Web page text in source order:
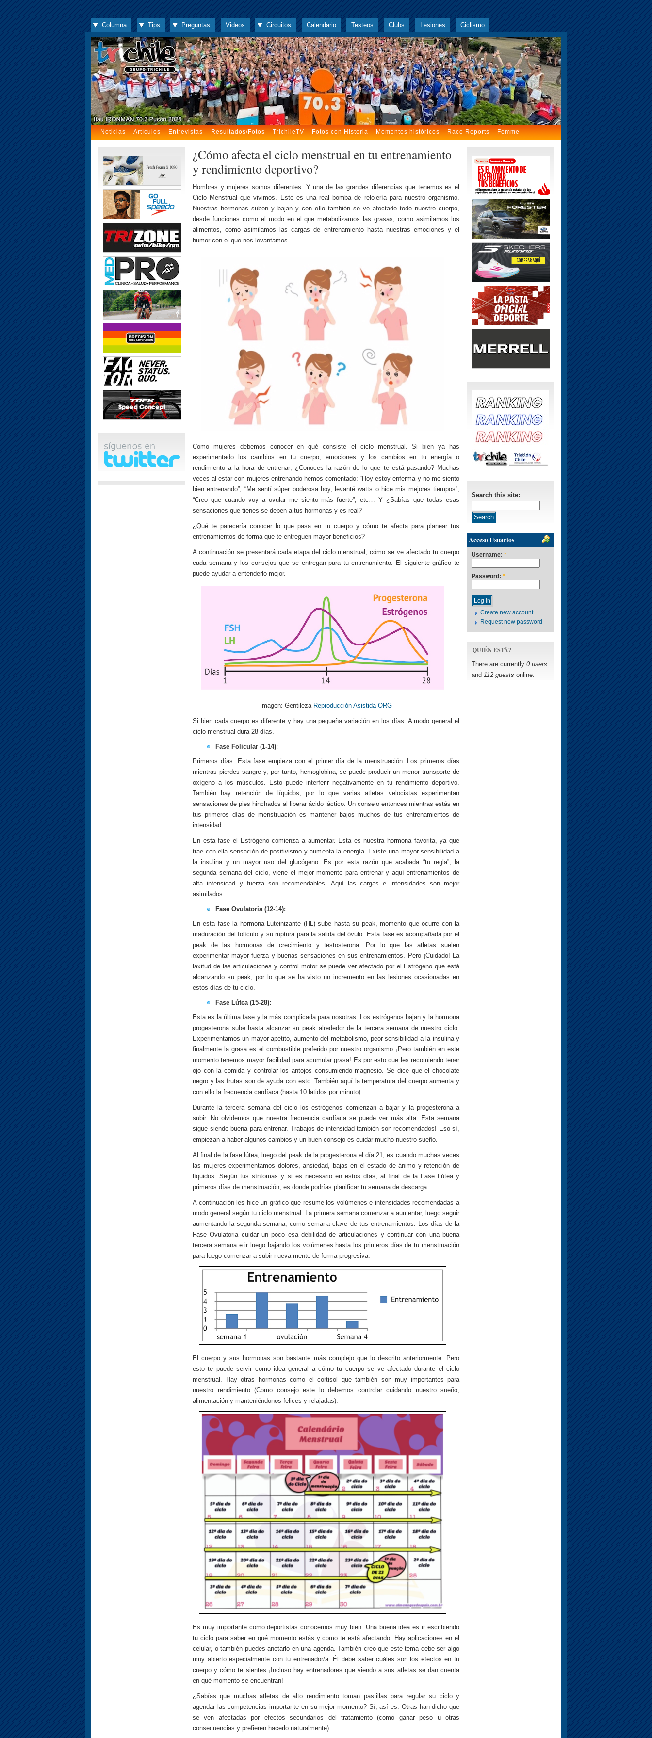
Columna Tips Preguntas Videos Circuitos Calendario Testeos Clubs Lesiones Ciclismo
Noticias Artículos Entrevistas Resultados/Fotos TrichileTV Fotos con Historia Momentos históricos Race Reports Femme
¿Cómo afecta el ciclo menstrual en tu entrenamiento
y rendimiento deportivo?
Hombres y mujeres somos diferentes. Y una de las grandes diferencias que tenemos es el
Ciclo Menstrual que vivimos. Este es una real bomba de relojería para nuestro organismo.
Nuestras hormonas suben y bajan y con ello también se ve afectado todo nuestro cuerpo,
desde funciones como el modo en el que metabolizamos las grasas, como asimilamos los
alimentos, como asimilamos las cargas de entrenamiento hasta nuestras emociones y el
humor con el que nos levantamos.
Como mujeres debemos conocer en qué consiste el ciclo menstrual. Si bien ya has
experimentado los cambios en tu cuerpo, emociones y los cambios en tu energía o
rendimiento a la hora de entrenar; ¿Conoces la razón de lo que te está pasando? Muchas
veces al estar con mujeres entrenando hemos comentado: “Hoy estoy enferma y no me siento
bien entrenando”, “Me sentí súper poderosa hoy, levanté watts o hice mis mejores tiempos”,
“Creo que cuando voy a ovular me siento más fuerte”, etc… Y ¿Sabías que todas esas
sensaciones que tienes se deben a tus hormonas y es real?
¿Qué te parecería conocer lo que pasa en tu cuerpo y cómo te afecta para planear tus
entrenamientos de forma que te entreguen mayor beneficios?
A continuación se presentará cada etapa del ciclo menstrual, cómo se ve afectado tu cuerpo
cada semana y los consejos que se entregan para tu entrenamiento. El siguiente gráfico te
puede ayudar a entenderlo mejor.
Imagen: Gentileza Reproducción Asistida ORG
Si bien cada cuerpo es diferente y hay una pequeña variación en los días. A modo general el
ciclo menstrual dura 28 días.
Fase Folicular (1-14):
Primeros días: Esta fase empieza con el primer día de la menstruación. Los primeros días
mientras pierdes sangre y, por tanto, hemoglobina, se puede producir un menor transporte de
oxígeno a los músculos. Esto puede interferir negativamente en tu rendimiento deportivo.
También hay retención de líquidos, por lo que varias atletas velocistas experimentan
sensaciones de pies hinchados al liberar ácido láctico. Un consejo entonces mientras estás en
tus primeros días de menstruación es mantener bajos muchos de tus entrenamientos de
intensidad.
En esta fase el Estrógeno comienza a aumentar. Ésta es nuestra hormona favorita, ya que
trae con ella sensación de positivismo y aumenta la energía. Existe una mayor sensibilidad a
la insulina y un mayor uso del glucógeno. Es por esta razón que acabada “tu regla”, la
segunda semana del ciclo, viene el mejor momento para entrenar y aquí entrenamientos de
alta intensidad y fuerza son recomendables. Aquí las cargas e intensidades son mejor
asimilados.
Fase Ovulatoria (12-14):
En esta fase la hormona Luteinizante (HL) sube hasta su peak, momento que ocurre con la
maduración del folículo y su ruptura para la salida del óvulo. Esta fase es acompañada por el
peak de las hormonas de crecimiento y testosterona. Por lo que las atletas suelen
experimentar mayor fuerza y buenas sensaciones en sus entrenamientos. Pero ¡Cuidado! La
laxitud de las articulaciones y control motor se puede ver afectado por el Estrógeno que está
alcanzando su peak, por lo que se ha visto un incremento en las lesiones ocasionadas en
estos días de tu ciclo.
Fase Lútea (15-28):
Esta es la última fase y la más complicada para nosotras. Los estrógenos bajan y la hormona
progesterona sube hasta alcanzar su peak alrededor de la tercera semana de nuestro ciclo.
Experimentamos un mayor apetito, aumento del metabolismo, peor sensibilidad a la insulina y
finalmente la grasa es el combustible preferido por nuestro organismo ¡Pero también en este
momento tenemos mayor facilidad para acumular grasa! Es por esto que les recomiendo tener
ojo con la comida y controlar los antojos consumiendo magnesio. Se dice que el chocolate
negro y las frutas son de ayuda con esto. También aquí la temperatura del cuerpo aumenta y
con ello la frecuencia cardíaca (hasta 10 latidos por minuto).
Durante la tercera semana del ciclo los estrógenos comienzan a bajar y la progesterona a
subir. No olvidemos que nuestra frecuencia cardíaca se puede ver más alta. Esta semana
sigue siendo buena para entrenar. Trabajos de intensidad también son recomendados! Eso sí,
empiezan a haber algunos cambios y un buen consejo es cuidar mucho nuestro sueño.
Al final de la fase lútea, luego del peak de la progesterona el día 21, es cuando muchas veces
las mujeres experimentamos dolores, ansiedad, bajas en el estado de ánimo y retención de
líquidos. Según tus síntomas y si es necesario en estos días, al final de la Fase Lútea y
primeros días de menstruación, es donde podrías planificar tu semana de descarga.
A continuación les hice un gráfico que resume los volúmenes e intensidades recomendadas a
modo general según tu ciclo menstrual. La primera semana comenzar a aumentar, luego seguir
aumentando la segunda semana, como semana clave de tus entrenamientos. Los días de la
Fase Ovulatoria cuidar un poco esa debilidad de articulaciones y continuar con una buena
tercera semana e ir luego bajando los volúmenes hasta los primeros días de tu menstruación
para luego comenzar a subir nueva mente de forma progresiva.
El cuerpo y sus hormonas son bastante más complejo que lo descrito anteriormente. Pero
esto te puede servir como idea general a cómo tu cuerpo se ve afectado durante el ciclo
menstrual. Hay otras hormonas como el cortisol que también son muy importantes para
nuestro rendimiento (Como consejo este lo debemos controlar cuidando nuestro sueño,
alimentación y manteniéndonos felices y relajadas).
Es muy importante como deportistas conocernos muy bien. Una buena idea es ir escribiendo
tu ciclo para saber en qué momento estás y como te está afectando. Hay aplicaciones en el
celular, o también puedes anotarlo en una agenda. También creo que este tema debe ser algo
muy abierto especialmente con tu entrenador/a. Él debe saber cuáles son los efectos en tu
cuerpo y cómo te sientes ¡Incluso hay entrenadores que viendo a sus atletas se dan cuenta
en qué momento se encuentran!
¿Sabías que muchas atletas de alto rendimiento toman pastillas para regular su ciclo y
agendar las competencias importante en su mejor momento? Sí, así es. Otras han dicho que
se ven afectadas por efectos secundarios del tratamiento (como ganar peso u otras
consecuencias y prefieren hacerlo naturalmente).
Search this site:
Acceso Usuarios
Username: *
Password: *
Create new account
Request new password
QUIÉN ESTÁ?
There are currently 0 users
and 112 guests online.